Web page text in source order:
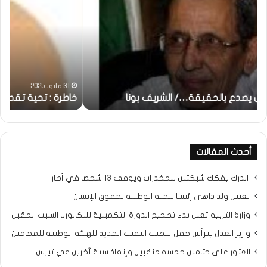
خاصة
لكم
جميعا…/
الشيخ
محمد
خاطرة : تحية تقدير خاصة لكم جميعا…/ الشيخ التراد محمد
أحدث المقالات
الدرك يفكك شبكتين للمخدرات ويوقف 13 شخصا في أطار
تعيين ولد داهي رئيسا للجنة الوطنية لحقوق الإنسان
وزارة التربية تعلن بدء تصحيح الدورة التكميلية للبكالوريا السبت المقبل
و زير العدل يترأس حفل تنصيب النقيب الجديد للهيئة الوطنية للمحامين
العثور على جثامين خمسة منقبين وإنقاذ ستة آخرين في تيرس